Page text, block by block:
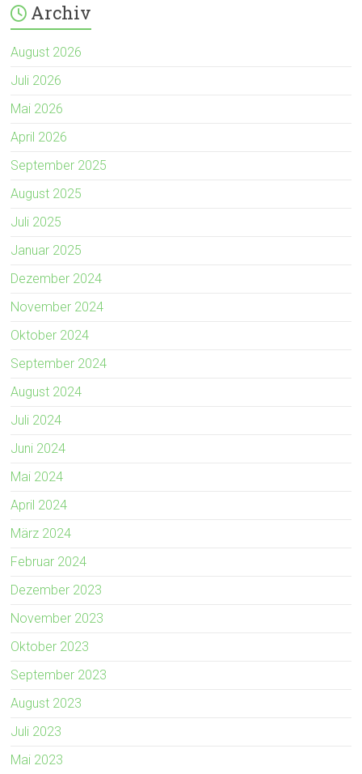
Archiv
August 2026
Juli 2026
Mai 2026
April 2026
September 2025
August 2025
Juli 2025
Januar 2025
Dezember 2024
November 2024
Oktober 2024
September 2024
August 2024
Juli 2024
Juni 2024
Mai 2024
April 2024
März 2024
Februar 2024
Dezember 2023
November 2023
Oktober 2023
September 2023
August 2023
Juli 2023
Mai 2023